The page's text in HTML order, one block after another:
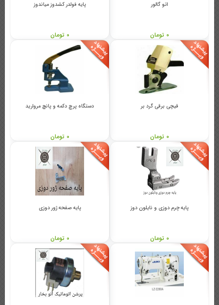
اتو گالور
0 تومان
پایه فولدر کشدوز میاندوز
0 تومان
قیچی برقی گرد بر
0 تومان
دستگاه پرچ دکمه و پانچ مروارید
0 تومان
پایه چرم دوزی و نایلون دوز
0 تومان
پایه صفحه ژور دوزی
0 تومان